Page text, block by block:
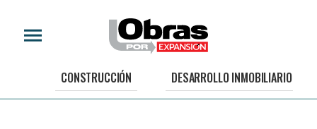
CONSTRUCCIÓN DESARROLLO INMOBILIARIO